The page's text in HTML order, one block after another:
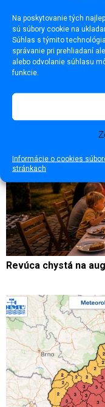
Na poskytovanie tých
sú súbory cookie na
Súhlas s týmito
správanie pri prehliadaní
alebo odvolanie súhlasu
funkcie.
Informácie o cookies
stránkach
Ladislav Vaska (†72)
Revúca chystá na